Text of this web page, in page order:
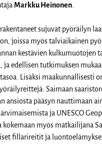
Markku Heinonen
sujuvat pyöräilyn
joissa myös talviaikainen
kestävien kulkumuotojen
ja edellisen tutkimuksen
Lisäksi maakunnallisesti
Saimaan
ansiosta pääsyn nauttimaan
ja UNESCO
kokemaan myös matkailijana
fillarireitit ja